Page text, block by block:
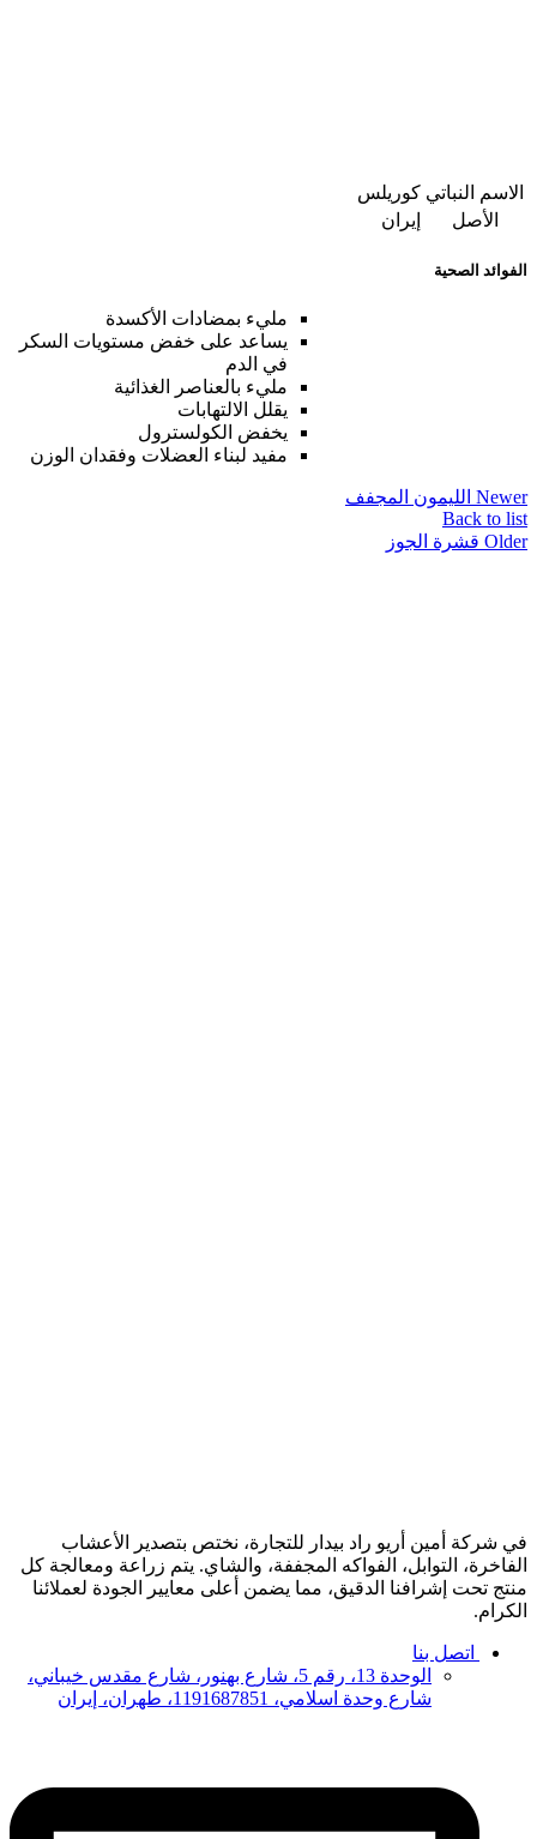
الاسم النباتي كوريلس
الأصل
إيران
الفوائد الصحية
مليء بمضادات الأكسدة
يساعد على خفض مستويات السكر
في الدم
مليء بالعناصر الغذائية
يقلل الالتهابات
يخفض الكولسترول
مفيد لبناء العضلات وفقدان الوزن
Newer الليمون المجفف
Back to list
Older قشرة الجوز
في شركة أمين أريو راد بيدار للتجارة، نختص بتصدير الأعشاب
الفاخرة، التوابل، الفواكه المجففة، والشاي. يتم زراعة ومعالجة كل
منتج تحت إشرافنا الدقيق، مما يضمن أعلى معايير الجودة لعملائنا
الكرام.
اتصل بنا
الوحدة 13، رقم 5، شارع بهنور، شارع مقدس خيباني،
شارع وحدة اسلامي، 1191687851، طهران، إيران